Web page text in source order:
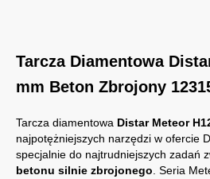
Tarcza Diamentowa
mm Beton Zbrojony
Tarcza diamentowa Distar Meteor
najpotężniejszych narzędzi w ofercie
specjalnie do najtrudniejszych zadań
betonu silnie zbrojonego. Seria